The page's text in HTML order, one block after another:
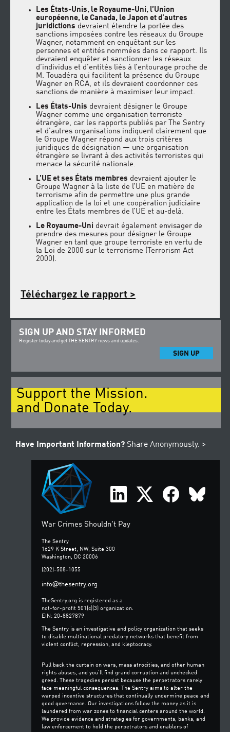
Les États-Unis, le Royaume-Uni, l’Union
européenne, le Canada, le Japon et d’autres
juridictions devraient étendre la portée des
sanctions imposées contre les réseaux du Groupe
Wagner, notamment en enquêtant sur les
personnes et entités nommées dans ce rapport. Ils
devraient enquêter et sanctionner les réseaux
d’individus et d’entités liés à l’entourage proche de
M. Touadéra qui facilitent la présence du Groupe
Wagner en RCA, et ils devraient coordonner ces
sanctions de manière à maximiser leur impact.
Les États-Unis devraient désigner le Groupe
Wagner comme une organisation terroriste
étrangère, car les rapports publiés par The Sentry
et d’autres organisations indiquent clairement que
le Groupe Wagner répond aux trois critères
juridiques de désignation — une organisation
étrangère se livrant à des activités terroristes qui
menace la sécurité nationale.
L’UE et ses États membres devraient ajouter le
Groupe Wagner à la liste de l’UE en matière de
terrorisme afin de permettre une plus grande
application de la loi et une coopération judiciaire
entre les États membres de l’UE et au-delà.
Le Royaume-Uni devrait également envisager de
prendre des mesures pour désigner le Groupe
Wagner en tant que groupe terroriste en vertu de
la Loi de 2000 sur le terrorisme (Terrorism Act
2000).
Téléchargez le rapport >
SIGN UP AND STAY INFORMED
Register today and get THE SENTRY news and updates.
SIGN UP
Support the Mission.
and Donate Today.
Have Important Information? Share Anonymously. >
War Crimes Shouldn't Pay
The Sentry
1629 K Street, NW, Suite 300
Washington, DC 20006
(202)-508-1055
info@thesentry.org
TheSentry.org is registered as a
not-for-profit 501(c)(3) organization.
EIN: 20-8827879
The Sentry is an investigative and policy organization that seeks
to disable multinational predatory networks that benefit from
violent conflict, repression, and kleptocracy.
Pull back the curtain on wars, mass atrocities, and other human
rights abuses, and you’ll find grand corruption and unchecked
greed. These tragedies persist because the perpetrators rarely
face meaningful consequences. The Sentry aims to alter the
warped incentive structures that continually undermine peace and
good governance. Our investigations follow the money as it is
laundered from war zones to financial centers around the world.
We provide evidence and strategies for governments, banks, and
law enforcement to hold the perpetrators and enablers of